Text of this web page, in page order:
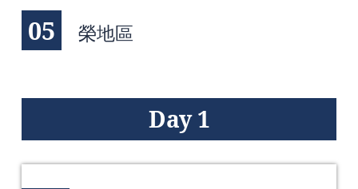
05 榮地區
Day 1